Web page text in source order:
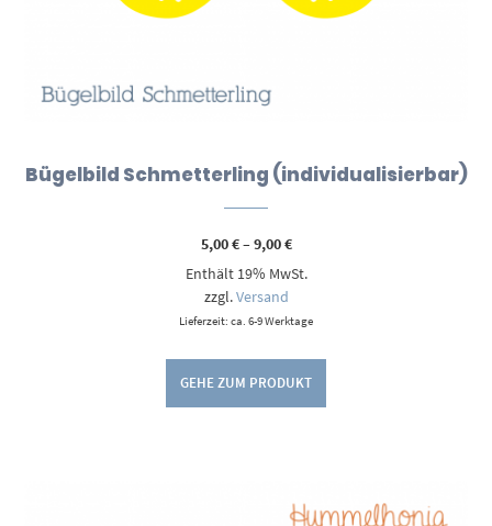
Bügelbild Schmetterling (individualisierbar)
5,00€–9,00€Preisspanne:
bis
Enthält 19% MwSt.
zzgl.Versand
Lieferzeit: ca. 6-9 Werktage
GEHE ZUM PRODUKT